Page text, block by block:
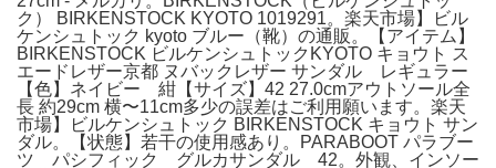
ク） BIRKENSTOCK KYOTO 1019291。楽天市場】ビル
ケンシュトック kyoto ブルー（靴）の通販。【アイテム】
BIRKENSTOCK ビルケンシュトックKYOTO キョウト ス
エードレザー京都 ヌバックレザー サンダル レギュラー
【色】ネイビー 紺【サイズ】42 27.0cmアウトソール全
長 約29cm 横〜11cm多少の誤差はご利用願います。楽天
市場】ビルケンシュトック BIRKENSTOCK キョウト サン
ダル。【状態】若干の使用感あり。PARABOOT パラブー
ツ パシフィック グルカサンダル 42。外観、インソー